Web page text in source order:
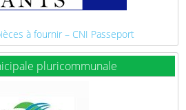
à fournir – CNI Passeport
pluricommunale